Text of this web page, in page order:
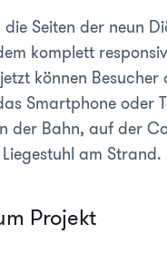
Seiten der neun
komplett
können Besucher
Smartphone oder
der Bahn, auf der
am Strand.
Projekt